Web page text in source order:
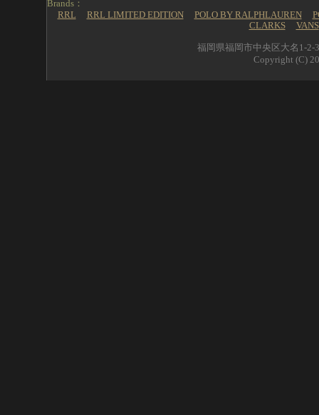
Brands：
RRL
RRL LIMITED EDITION POLO BY RALPHLAUREN
CLARKS
VANS
福岡県福岡市中央区大名1-2-
Copyright (C)